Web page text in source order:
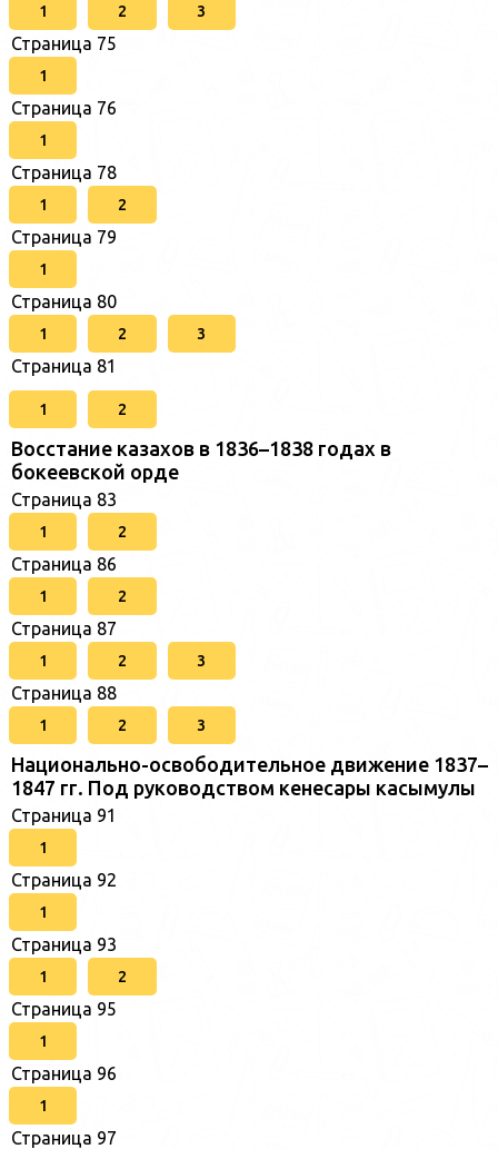
1 2 3
Страница 75
1
Страница 76
1
Страница 78
1 2
Страница 79
1
Страница 80
1 2 3
Страница 81
1 2
Восстание казахов в 1836–1838 годах в
бокеевской орде
Страница 83
1 2
Страница 86
1 2
Страница 87
1 2 3
Страница 88
1 2 3
Национально-освободительное движение 1837–
1847 гг. Под руководством кенесары касымулы
Страница 91
1
Страница 92
1
Страница 93
1 2
Страница 95
1
Страница 96
1
Страница 97